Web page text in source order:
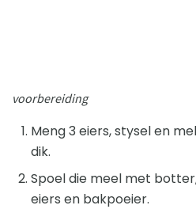
voorbereiding
Meng 3 eiers, stysel en
dik.
Spoel die meel met
eiers en bakpoeier.